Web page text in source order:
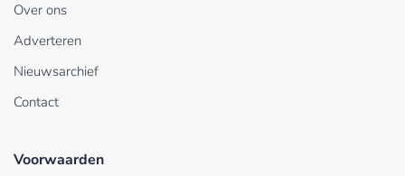
Over ons
Adverteren
Nieuwsarchief
Contact
Voorwaarden